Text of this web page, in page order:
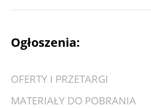
Ogłoszenia:
OFERTY I PRZETARGI
MATERIAŁY DO POBRANIA